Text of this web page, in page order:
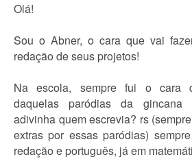
Olá!
Sou o Abner, o cara que vai
redação de seus projetos!
Na escola, sempre fui o cara
daquelas paródias da gincana
adivinha quem escrevia? rs
extras por essas paródias)
redação e português, já em